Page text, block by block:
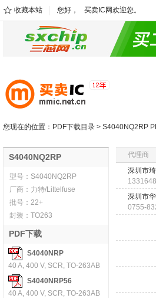
收藏本站 您好， 买卖IC网欢迎您。
您现在的位置： PDF下载目录 > S4040NQ2RP
S4040NQ2RP
型号： S4040NQ2RP
厂商： 力特/Littelfuse
批号： 22+
封装： TO263
PDF下载
S4040NRP
40 A, 400 V, SCR, TO-263AB
S4040NRP56
40 A, 400 V, SCR, TO-263AB
代理商
深圳市
深圳市
0755-